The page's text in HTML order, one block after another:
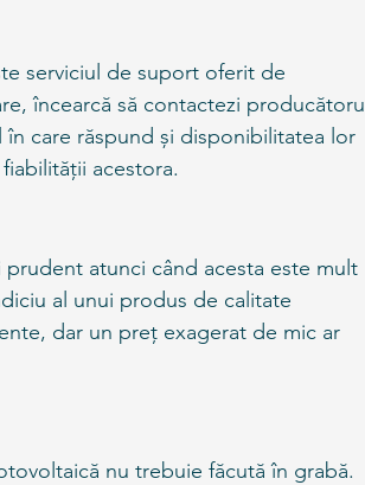
serviciul de suport oferit de
încearcă să contactezi producătorul
care răspund și disponibilitatea lor
acestora.
atunci când acesta este mult
al unui produs de calitate
dar un preț exagerat de mic ar
nu trebuie făcută în grabă.